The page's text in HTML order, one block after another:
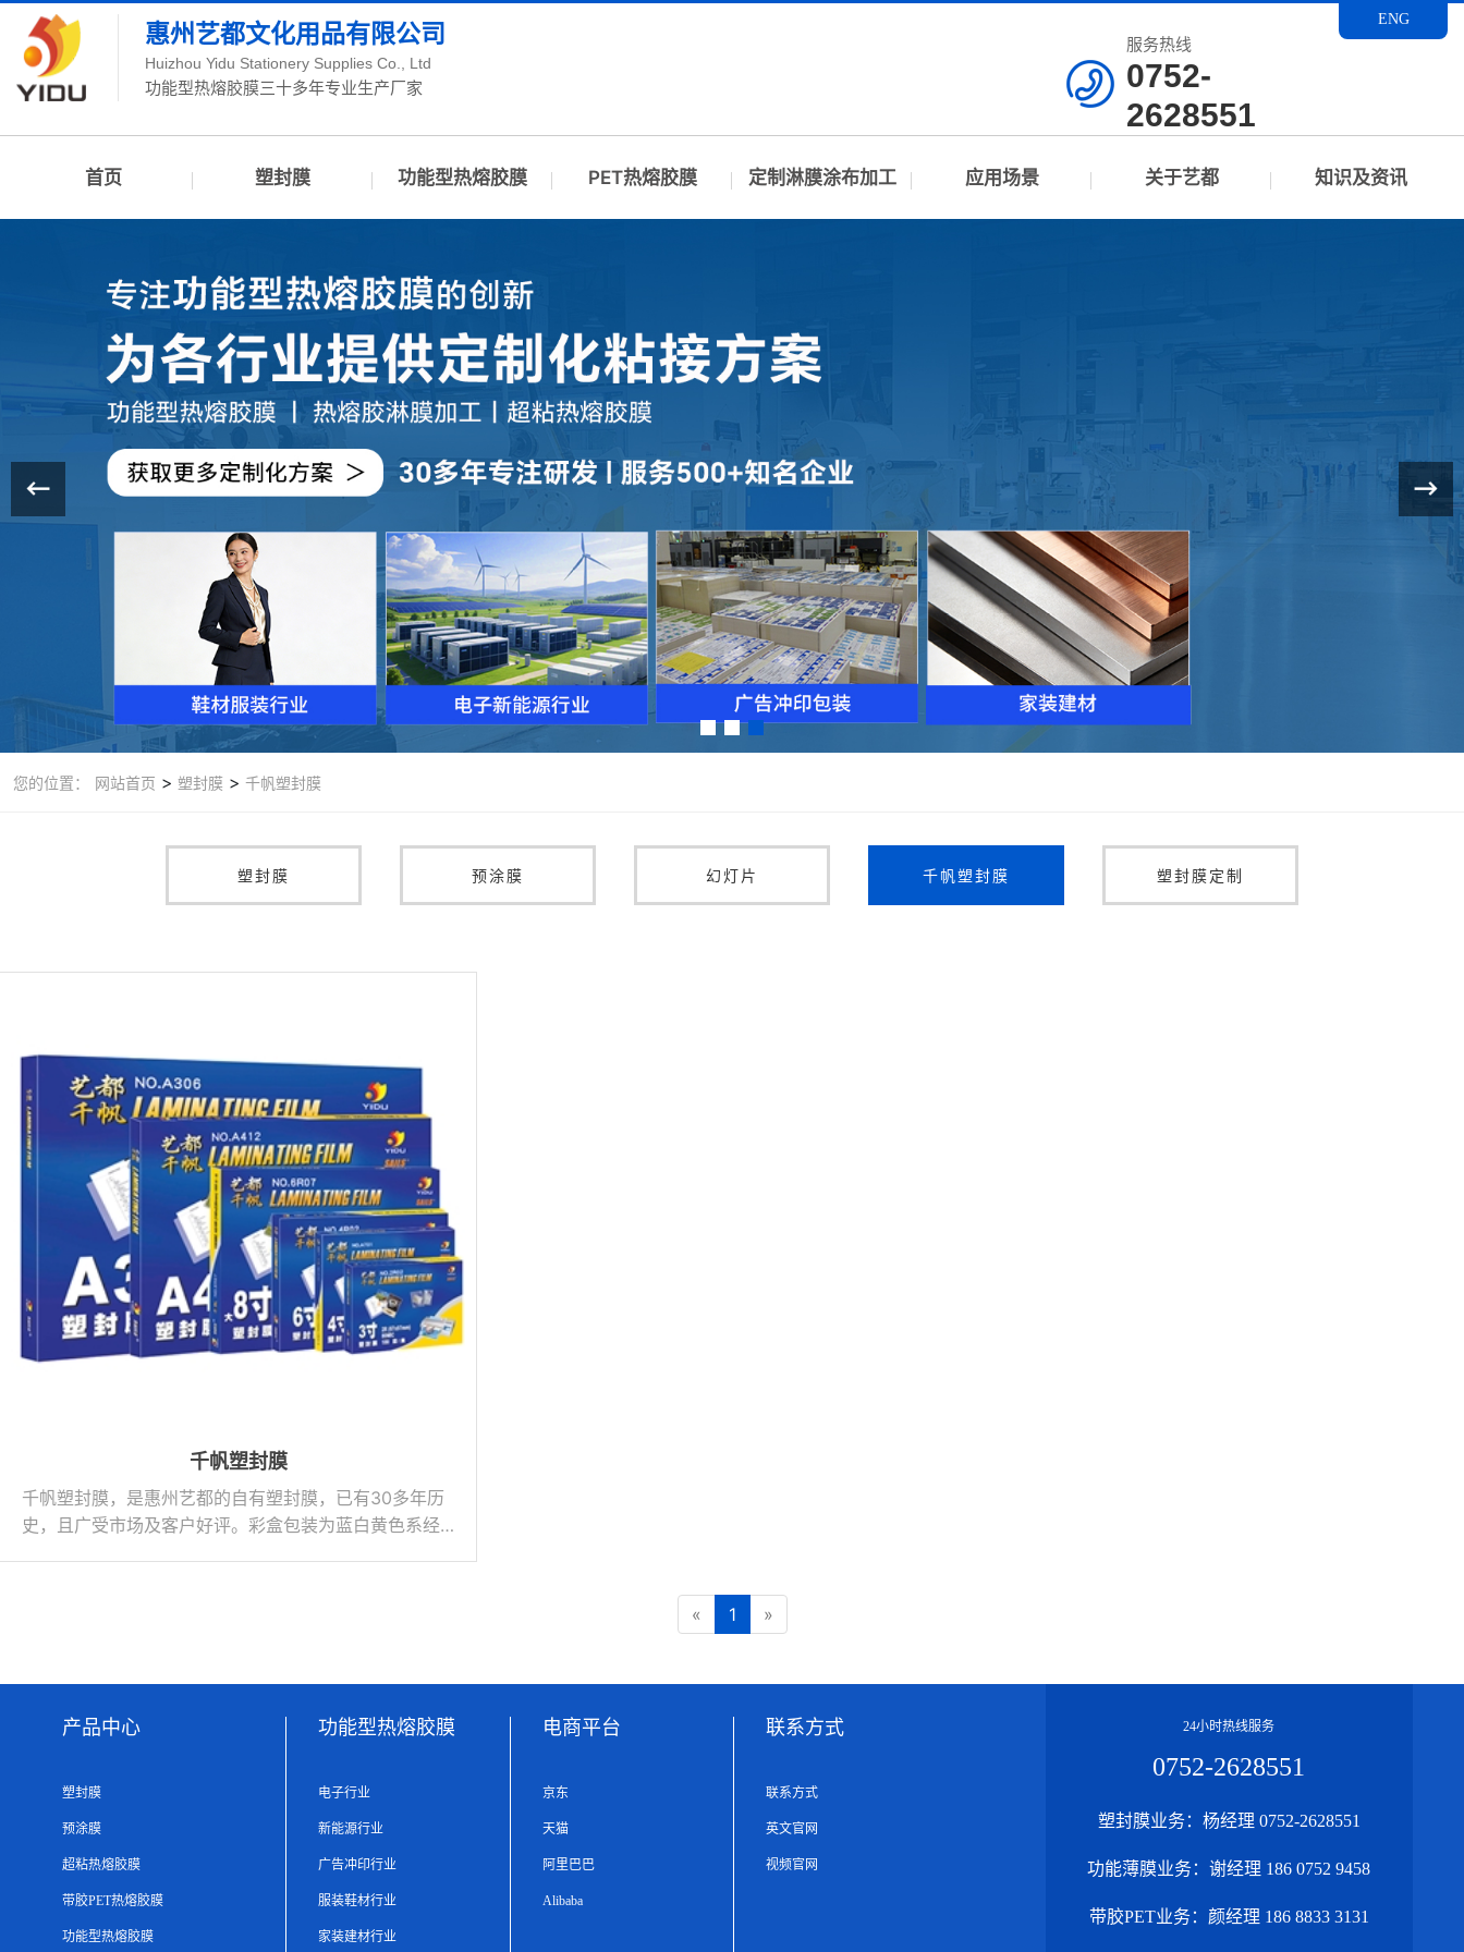
惠州艺都文化用品有限公司
Huizhou Yidu Stationery Supplies Co., Ltd
功能型热熔胶膜三十多年专业生产厂家
ENG
服务热线
0752-
2628551
首页 塑封膜 功能型热熔胶膜 PET热熔胶膜 定制淋膜涂布加工 应用场景 关于艺都 知识及资讯
您的位置： 网站首页 > 塑封膜 > 千帆塑封膜
塑封膜 预涂膜 幻灯片 千帆塑封膜 塑封膜定制
千帆塑封膜
千帆塑封膜，是惠州艺都的自有塑封膜，已有30多年历
史，且广受市场及客户好评。彩盒包装为蓝白黄色系经
«
1 »
产品中心
塑封膜
预涂膜
超粘热熔胶膜
带胶PET热熔胶膜
功能型热熔胶膜
功能型热熔胶膜
电子行业
新能源行业
广告冲印行业
服装鞋材行业
家装建材行业
电商平台
京东
天猫
阿里巴巴
Alibaba
联系方式
联系方式
英文官网
视频官网
24小时热线服务
0752-2628551
塑封膜业务：杨经理 0752-2628551
功能薄膜业务：谢经理 186 0752 9458
带胶PET业务：颜经理 186 8833 3131